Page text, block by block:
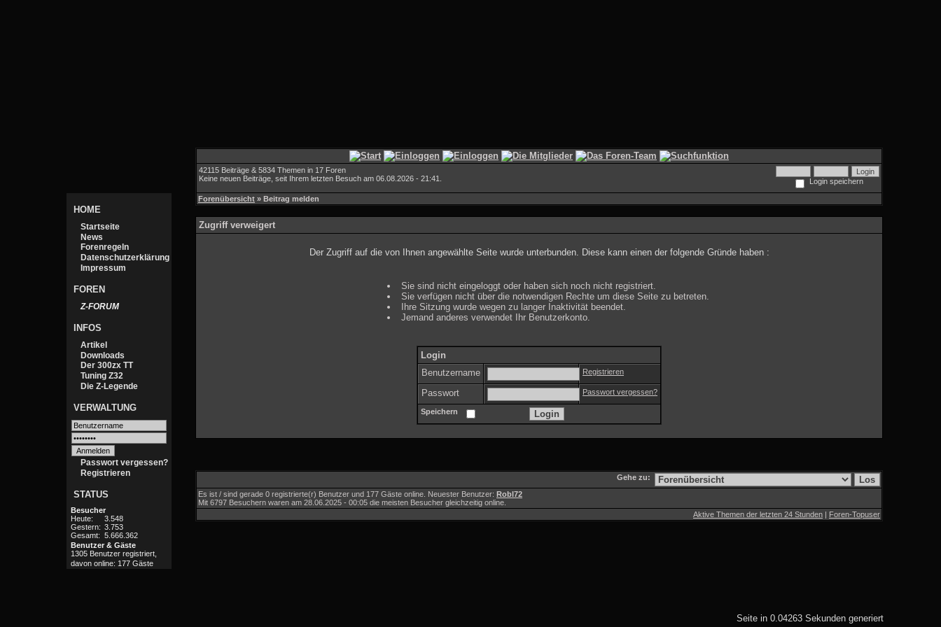
HOME
Startseite
News
Forenregeln
Datenschutzerklärung
Impressum
FOREN
Z-FORUM
INFOS
Artikel
Downloads
Der 300zx TT
Tuning Z32
Die Z-Legende
VERWALTUNG
Passwort vergessen?
Registrieren
STATUS
Besucher
Heute:
3.548
Gestern: 3.753
Gesamt: 5.666.362
Benutzer & Gäste
1305 Benutzer registriert,
davon online: 177 Gäste
42115 Beiträge & 5834 Themen in 17 Foren
Keine neuen Beiträge, seit Ihrem letzten Besuch am 06.08.2026 - 21:41.
Login speichern
Forenübersicht » Beitrag melden
Zugriff verweigert
Der Zugriff auf die von Ihnen angewählte Seite wurde unterbunden. Diese kann einen der folgende Gründe haben :
Sie sind nicht eingeloggt oder haben sich noch nicht registriert.
Sie verfügen nicht über die notwendigen Rechte um diese Seite zu betreten.
Ihre Sitzung wurde wegen zu langer Inaktivität beendet.
Jemand anderes verwendet Ihr Benutzerkonto.
Login
Benutzername
Registrieren
Passwort Passwort vergessen?
Speichern
Gehe zu:
Es ist / sind gerade 0 registrierte(r) Benutzer und 177 Gäste online. Neuester Benutzer: Robl72
Mit 6797 Besuchern waren am 28.06.2025 - 00:05 die meisten Besucher gleichzeitig online.
Aktive Themen der letzten 24 Stunden | Foren-Topuser
Seite in 0.04263 Sekunden generiert